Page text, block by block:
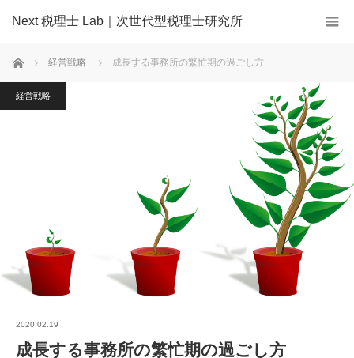
Next 税理士 Lab｜次世代型税理士研究所
ホーム 経営戦略 成長する事務所の繁忙期の過ごし方
経営戦略
2020.02.19
成長する事務所の繁忙期の過ごし方